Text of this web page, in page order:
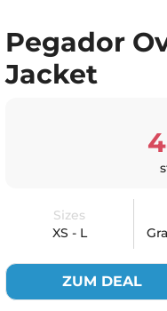
Pegador
Jacket
Sizes
XS - L
ZUM DEAL